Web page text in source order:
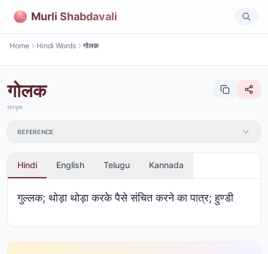
Murli Shabdavali
Home Hindi Words गोलक
गोलक
संस्कृत
REFERENCE
Hindi English Telugu Kannada
गुल्लक; थोड़ा थोड़ा करके पैसे संचित करने का पात्र; हुण्डी